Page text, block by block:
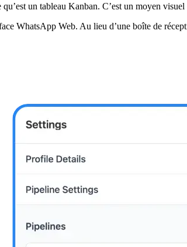
un tableau Kanban. C’est un moyen
WhatsApp Web. Au lieu d’une boîte de